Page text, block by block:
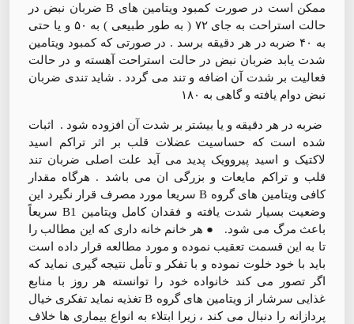
ممکن است در صورت کمبود ویتامین های B ضربان نبض در
حالت استراحت به جای ۷۲ ( به طور طبیعی ) به ۵۰ و یا حتی
به ۴۰ ضربه در هر دقیقه برسد . در صورتی که کمبود ویتامین
شدت یابد ضربان نبض در حالت استراحت آهسته و در حالت
فعالیت بر شدت آن اضافه و تند می گردد . شاید تندی ضربان
نبض دوام یافته و گاهی به ۱۸۰
ضربه در هر دقیقه و یا بیشتر بر شدت آن افزوده شود . اثبات
شده است که حساسیت عضلات قلب بر اثر تراکم اسید
لاکتیک و اسید پیروویک پدید می آید علت اصلی ضربان تند
قلب و تراکم مایعات و بزرگی ان می باشد . هرگاه مقدار
کافی ویتامین های گروه B سریعا مورد مصرف قرار نگیرد این
وضعیت بسیار شدت یافته و فقدان کامل ویتامین B1 سريعاً
باعث مرگ می شود. ● هر خانم خانه داری که این مطالب را
تا به این قسمت تعقیب نموده و مورد مطالعه قرار داده است
باید با خود خلوت نموده و با تفکر و تأمل نتیجه گیری نماید که
اگر تصور می کند خانواده خود را توانسته هر روز با منابع
غذایی سرشار از ویتامین های گروه B تغذیه نماید تفکری خیال
پردازانه را دنبال می کند ، زیرا ابتلاء به انواع بیماری ها خلاف